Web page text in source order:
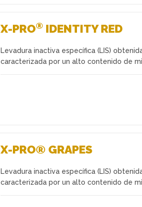
X-PRO® IDENTITY RED
Levadura inactiva específica (LIS)
caracterizada por un alto contenido de
X-PRO® GRAPES
Levadura inactiva específica (LIS)
caracterizada por un alto contenido de